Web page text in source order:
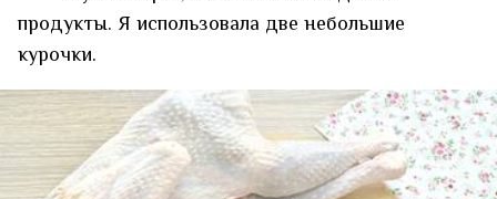
продукты. Я использовала две небольшие
курочки.